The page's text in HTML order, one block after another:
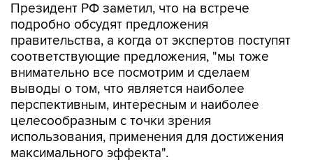
Президент РФ заметил, что на встрече
подробно обсудят предложения
правительства, а когда от экспертов поступят
соответствующие предложения, "мы тоже
внимательно все посмотрим и сделаем
выводы о том, что является наиболее
перспективным, интересным и наиболее
целесообразным с точки зрения
использования, применения для достижения
максимального эффекта".